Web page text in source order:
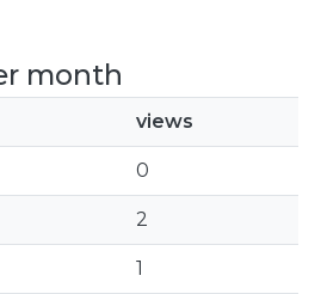
month
views
0
2
1